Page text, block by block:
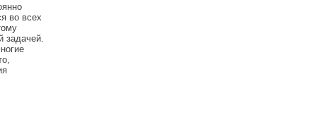
во всех
задачей.